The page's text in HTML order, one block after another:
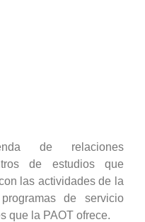
de relaciones
de estudios que
las actividades de la
de servicio
que la PAOT ofrece.